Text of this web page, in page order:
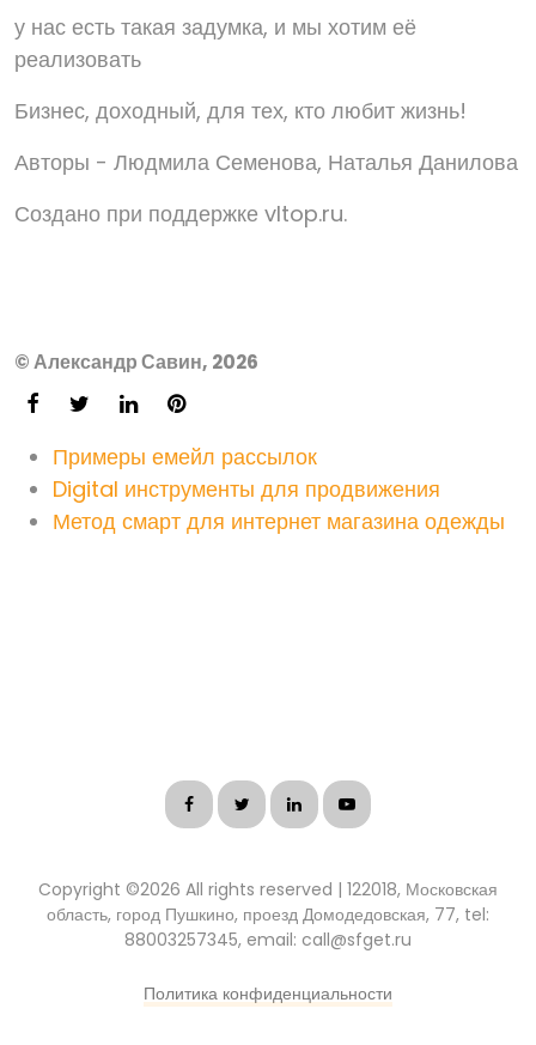
у нас есть такая задумка, и мы хотим её
реализовать
Бизнес, доходный, для тех, кто любит жизнь!
Авторы - Людмила Семенова, Наталья Данилова
Создано при поддержке vltop.ru.
© Александр Савин, 2026
Примеры емейл рассылок
Digital инструменты для продвижения
Метод смарт для интернет магазина одежды
Copyright ©2026 All rights reserved | 122018, Московская
область, город Пушкино, проезд Домодедовская, 77, tel:
88003257345, email: call@sfget.ru
Политика конфиденциальности